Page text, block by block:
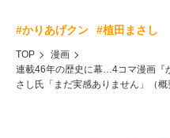
#かりあげクン #植田まさし
TOP
漫画
連載46年の歴史に幕…4コマ漫画『
さし氏「まだ実感ありません」（概